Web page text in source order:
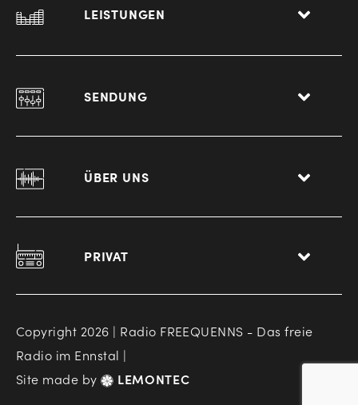
LEISTUNGEN
SENDUNG
ÜBER UNS
PRIVAT
Copyright 2026 | Radio FREEQUENNS - Das freie
Radio im Ennstal |
Site made by
LEMONTEC